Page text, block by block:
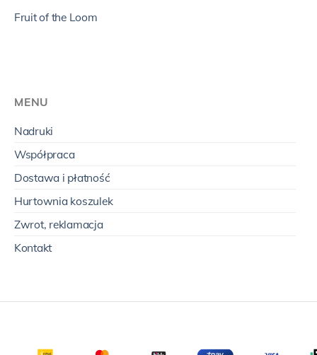
Fruit of the Loom
MENU
Nadruki
Współpraca
Dostawa i płatność
Hurtownia koszulek
Zwrot, reklamacja
Kontakt